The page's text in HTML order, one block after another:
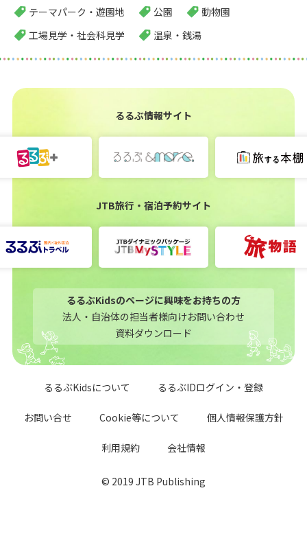
テーマパーク・遊園地
公園
動物園
工場見学・社会科見学
温泉・銭湯
るるぶ情報サイト
JTB旅行・宿泊予約サイト
るるぶKidsのページに興味をお持ちの方
法人・自治体の担当者様向けお問い合わせ
資料ダウンロード
るるぶKidsについて るるぶIDログイン・登録
お問い合せ Cookie等について 個人情報保護方針
利用規約 会社情報
© 2019 JTB Publishing